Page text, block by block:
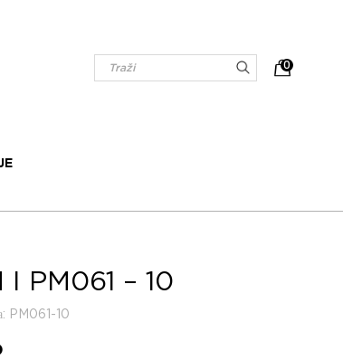
0
I PM061 – 10
: PM061-10